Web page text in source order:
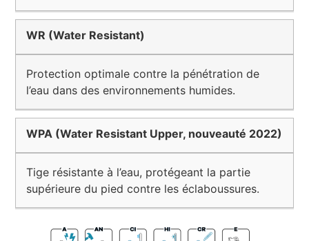
WR (Water Resistant)
Protection optimale contre la pénétration de
l’eau dans des environnements humides.
WPA (Water Resistant Upper, nouveauté 2022)
Tige résistante à l’eau, protégeant la partie
supérieure du pied contre les éclaboussures.